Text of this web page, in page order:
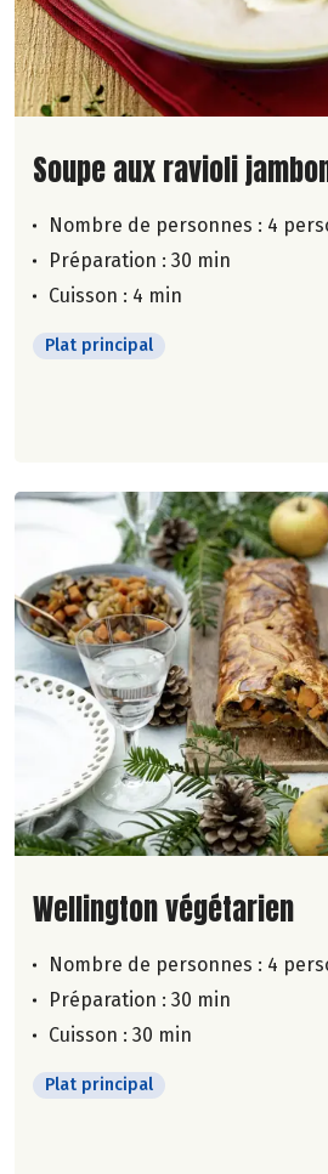
Lire la suite de la
Soupe aux ravioli
Nombre de personnes : 4
Préparation : 30 min
Cuisson : 4 min
Plat principal
Lire la suite de la recette
Wellington végétarien
Nombre de personnes : 4
Préparation : 30 min
Cuisson : 30 min
Plat principal